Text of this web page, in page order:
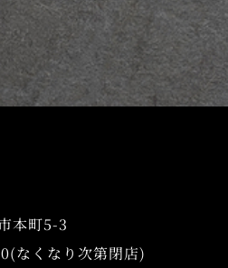
本町5-3
なくなり次第閉店)